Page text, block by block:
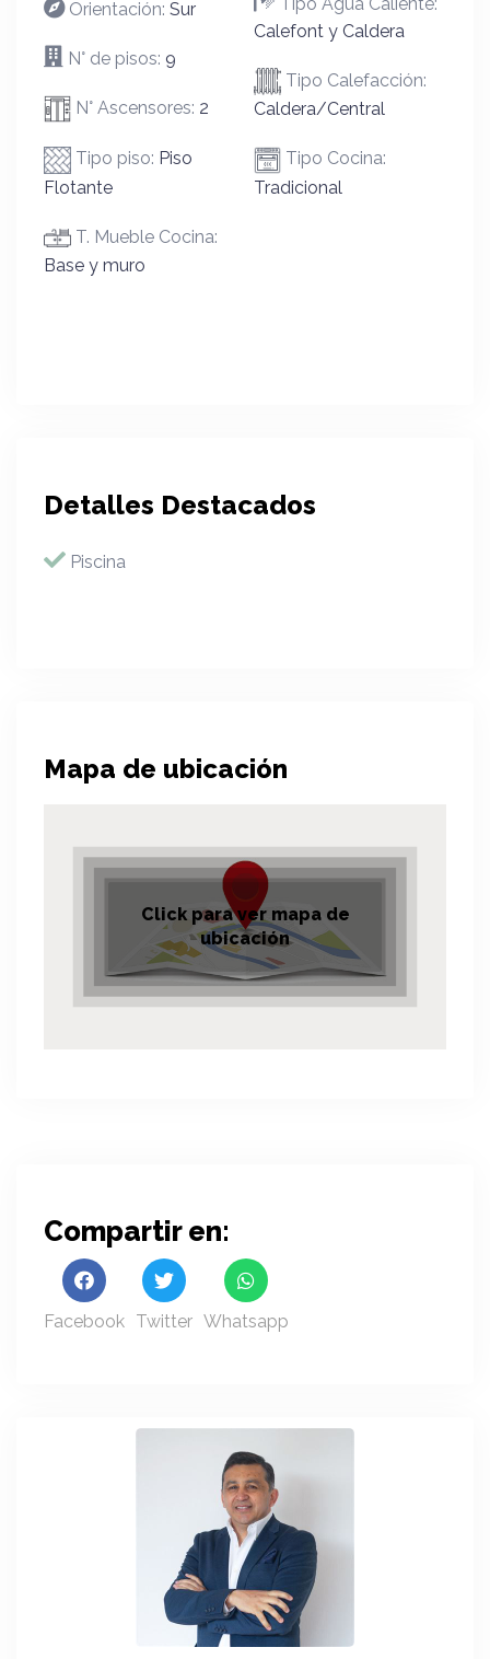
Orientación: Sur
N° de pisos: 9
N° Ascensores: 2
Tipo piso: Piso
Flotante
T. Mueble Cocina:
Base y muro
Calefont y Caldera
Tipo Calefacción:
Caldera/Central
Tipo Cocina:
Tradicional
Detalles Destacados
Piscina
Mapa de ubicación
Click para ver mapa de
ubicación
Compartir en:
Facebook Twitter Whatsapp